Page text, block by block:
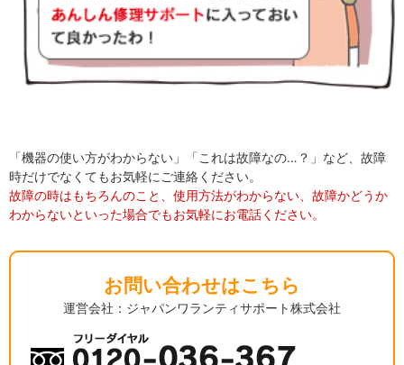
「機器の使い方がわからない」「これは故障なの…？」など、故障
時だけでなくてもお気軽にご連絡ください。
故障の時はもちろんのこと、使用方法がわからない、故障かどうか
わからないといった場合でもお気軽にお電話ください。
お問い合わせはこちら
運営会社：ジャパンワランティサポート株式会社